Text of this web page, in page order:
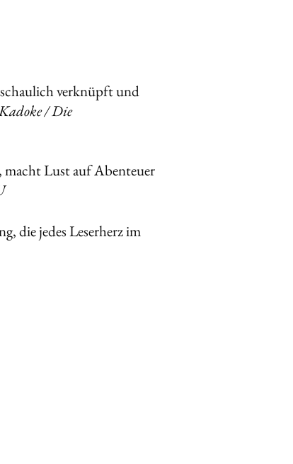
verknüpft und
/ Die
macht Lust auf Abenteuer
die jedes Leserherz im